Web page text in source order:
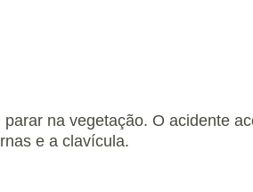
na vegetação. O acidente
e a clavícula.